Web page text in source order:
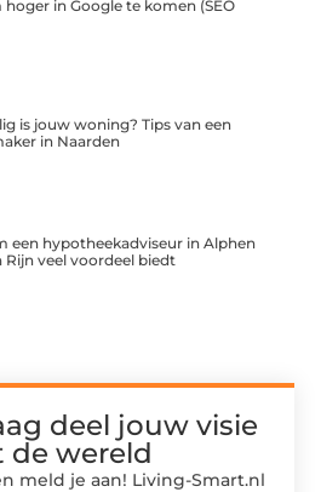
hoger in Google te komen (SEO
is jouw woning? Tips van een
in Naarden
een hypotheekadviseur in Alphen
Rijn veel voordeel biedt
deel jouw visie
de wereld
meld je aan! Living-Smart.nl